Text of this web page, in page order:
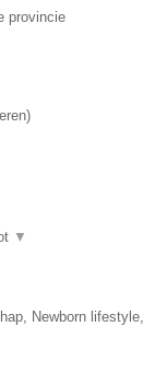
provincie
)
▼
Newborn lifestyle,